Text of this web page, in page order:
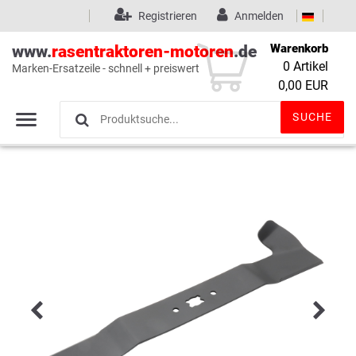
Wunschliste (0)
Anmelden
Registrieren
www.rasentraktoren-motoren.de
Marken-Ersatzeile - schnell + preiswert
SUCHE
Warenkorb
0 Artikel
0,00 EUR